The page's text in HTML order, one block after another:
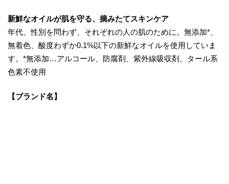
新鮮なオイルが肌を守る、摘みたてスキンケア
年代、性別を問わず、それぞれの人の肌のために。無添加*、
無着色、酸度わずか0.1%以下の新鮮なオイルを使用していま
す。*無添加…アルコール、防腐剤、紫外線吸収剤、タール系
色素不使用
【ブランド名】